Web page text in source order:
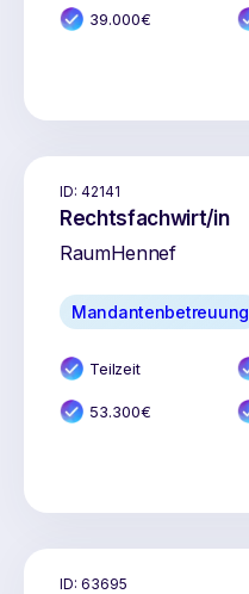
39.000€
ID: 42141
Rechtsfachwirt/in
RaumHennef
Mandantenbetreuung
Teilzeit
53.300€
ID: 63695